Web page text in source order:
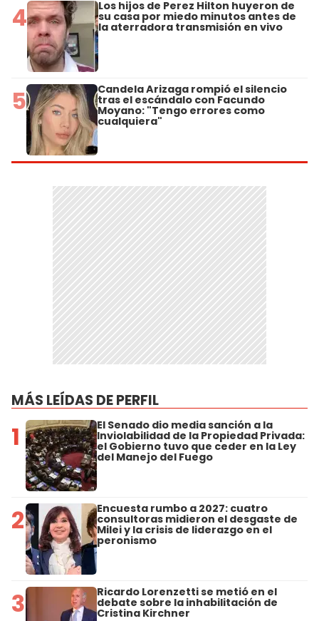
4 Los hijos de Perez Hilton huyeron de
su casa por miedo minutos antes de
la aterradora transmisión en vivo
5 Candela Arizaga rompió el silencio
tras el escándalo con Facundo
Moyano: "Tengo errores como
cualquiera"
MÁS LEÍDAS DE PERFIL
1 El Senado dio media sanción a la
Inviolabilidad de la Propiedad Privada:
el Gobierno tuvo que ceder en la Ley
del Manejo del Fuego
2 Encuesta rumbo a 2027: cuatro
consultoras midieron el desgaste de
Milei y la crisis de liderazgo en el
peronismo
3 Ricardo Lorenzetti se metió en el
debate sobre la inhabilitación de
Cristina Kirchner